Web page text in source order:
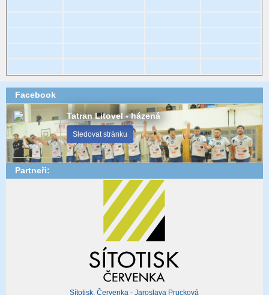
Facebook
Tatran Litovel - házená
Sledovat stránku
Partneři:
Sítotisk, Červenka - Jaroslava Prucková